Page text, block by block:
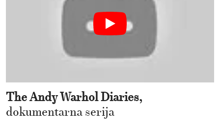
The Andy Warhol Diaries,
dokumentarna serija